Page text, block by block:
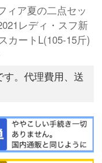
ィア夏の二点セッ
レディ・スフ新
カートL(105-15斤)
。代理費用、送